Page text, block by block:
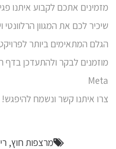
מזמינים אתכם לקבוע איתנו
שיכיר לכם את המגוון
הגלם המתאימים ביותר
מוזמנים לבקר ולהתעדכן בדף
Meta
צרו איתנו קשר ונשמח להיפגש!
מרצפות חוץ,